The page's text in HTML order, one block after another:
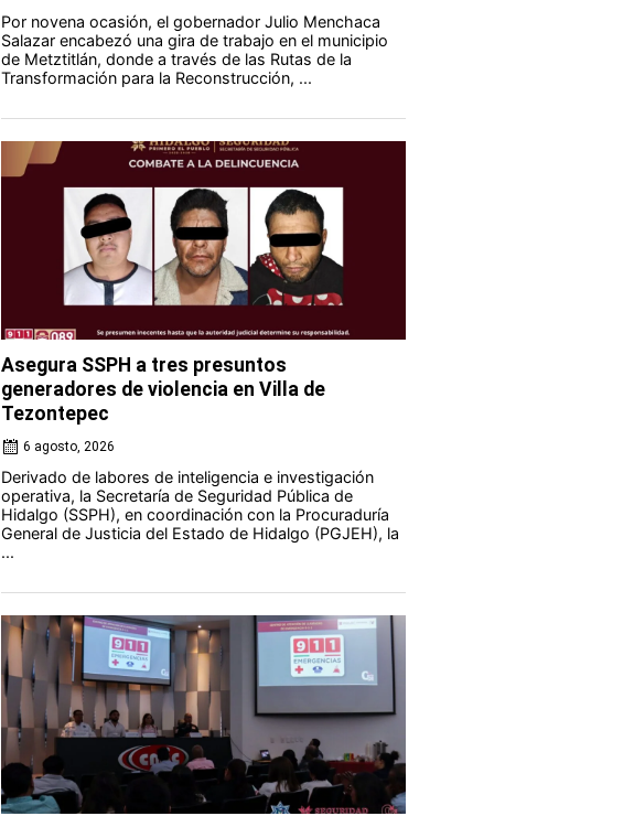
Por novena ocasión, el gobernador Julio Menchaca
Salazar encabezó una gira de trabajo en el municipio
de Metztitlán, donde a través de las Rutas de la
Transformación para la Reconstrucción, ...
Asegura SSPH a tres presuntos
generadores de violencia en Villa de
Tezontepec
6 agosto, 2026
Derivado de labores de inteligencia e investigación
operativa, la Secretaría de Seguridad Pública de
Hidalgo (SSPH), en coordinación con la Procuraduría
General de Justicia del Estado de Hidalgo (PGJEH), la
...